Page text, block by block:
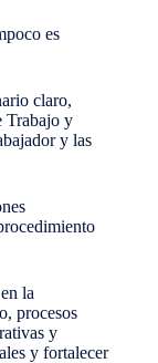
es
claro,
Trabajo y
y las
la
procesos
y
y fortalecer